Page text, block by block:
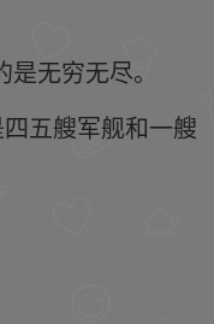
无穷无尽。
五艘军舰和一艘